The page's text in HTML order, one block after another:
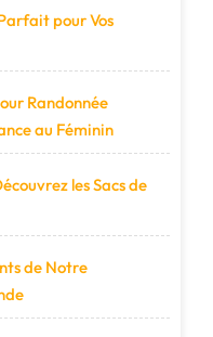
pour Vos
Randonnée
au Féminin
les Sacs de
de Notre